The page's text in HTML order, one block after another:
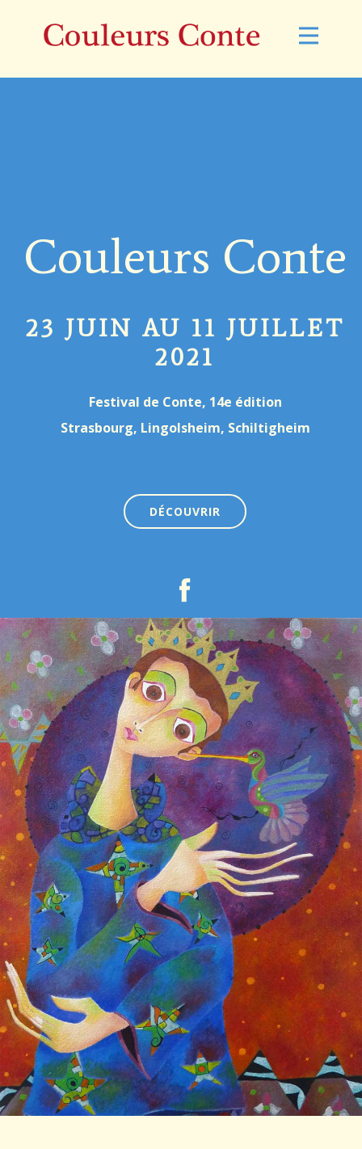
Couleurs Conte
23 JUIN AU 11 JUILLET
2021
Festival de Conte, 14e édition
Strasbourg, Lingolsheim, Schiltigheim
DÉCOUVRIR